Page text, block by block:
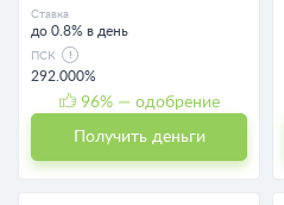
Ставка
до 0.8% в день
ПСК
292.000%
96% — одобрение
Получить деньги